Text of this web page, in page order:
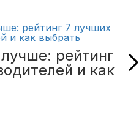
рейтинг
и как